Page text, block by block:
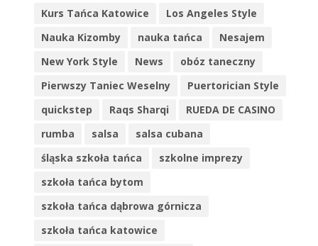
Kurs Tańca Katowice
Los Angeles Style
Nauka Kizomby
nauka tańca
Nesajem
New York Style
News
obóz taneczny
Pierwszy Taniec Weselny
Puertorician Style
quickstep
Raqs Sharqi
RUEDA DE CASINO
rumba
salsa
salsa cubana
śląska szkoła tańca
szkolne imprezy
szkoła tańca bytom
szkoła tańca dąbrowa górnicza
szkoła tańca katowice